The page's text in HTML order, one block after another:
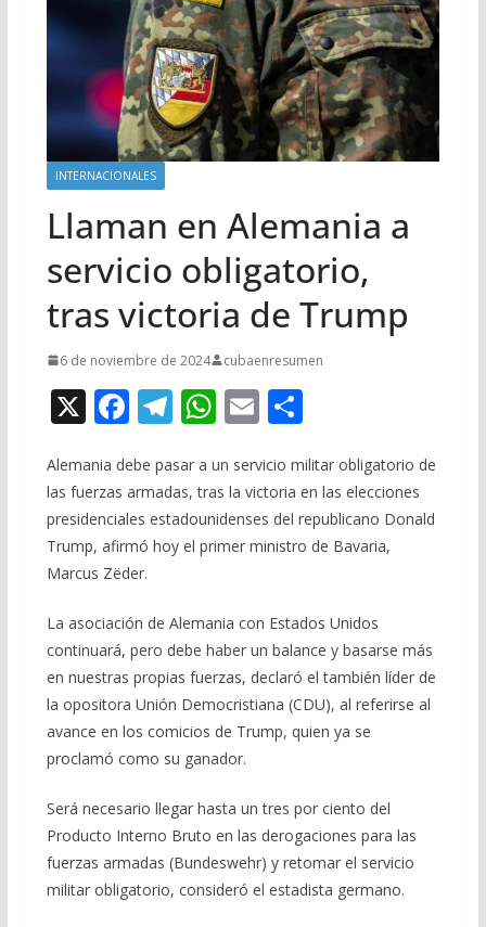
INTERNACIONALES
Llaman en Alemania a
servicio obligatorio,
tras victoria de Trump
6 de noviembre de 2024 cubaenresumen
X F
e
b
o
o
k
T
e
gr
a
W
at
s
A
p
E
ai
l
C
m
p
ar
r
Alemania debe pasar a un servicio militar obligatorio de
las fuerzas armadas, tras la victoria en las elecciones
presidenciales estadounidenses del republicano Donald
Trump, afirmó hoy el primer ministro de Bavaria,
Marcus Zëder.
La asociación de Alemania con Estados Unidos
continuará, pero debe haber un balance y basarse más
en nuestras propias fuerzas, declaró el también líder de
la opositora Unión Democristiana (CDU), al referirse al
avance en los comicios de Trump, quien ya se
proclamó como su ganador.
Será necesario llegar hasta un tres por ciento del
Producto Interno Bruto en las derogaciones para las
fuerzas armadas (Bundeswehr) y retomar el servicio
militar obligatorio, consideró el estadista germano.